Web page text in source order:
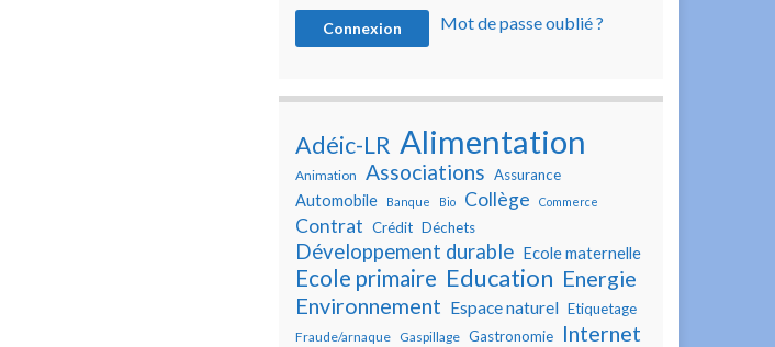
Mot de passe oublié ?
Adéic-LR Alimentation
Animation Associations Assurance
Automobile Banque Bio Collège Commerce
Contrat Crédit Déchets
Développement durable Ecole maternelle
Ecole primaire Education Energie
Environnement Espace naturel Etiquetage
Fraude/arnaque Gaspillage Gastronomie Internet